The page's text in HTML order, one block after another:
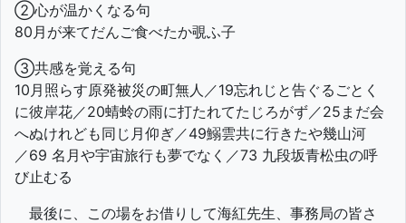
②心が温かくなる句
80月が来てだんご食べたか覗ふ子
③共感を覚える句
10月照らす原発被災の町無人／19忘れじと告ぐるごとく
に彼岸花／20蜻蛉の雨に打たれてたじろがず／25まだ会
へぬけれども同じ月仰ぎ／49鰯雲共に行きたや幾山河
／69 名月や宇宙旅行も夢でなく／73 九段坂青松虫の呼
び止むる
最後に、この場をお借りして海紅先生、事務局の皆さ